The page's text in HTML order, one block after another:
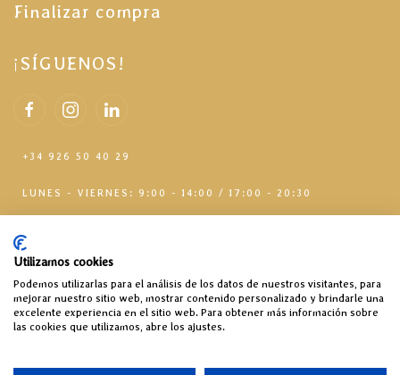
Finalizar compra
¡SÍGUENOS!
+34 926 50 40 29
LUNES - VIERNES: 9:00 - 14:00 / 17:00 - 20:30
Utilizamos cookies
Podemos utilizarlas para el análisis de los datos de nuestros visitantes, para
mejorar nuestro sitio web, mostrar contenido personalizado y brindarle una
excelente experiencia en el sitio web. Para obtener más información sobre
las cookies que utilizamos, abre los ajustes.